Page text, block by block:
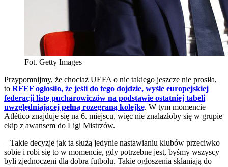
Fot. Getty Images
Przypomnijmy, że chociaż UEFA o nic takiego jeszcze nie prosiła,
to RFEF ogłosiło, że jeśli do tego dojdzie, wyśle europejskiej
federacji listę pucharowiczów na podstawie ostatniej tabeli
uwzględniającej pełną rozegraną kolejkę. W tym momencie
Atlético znajduje się na 6. miejscu, więc nie znalazłoby się w grupie
ekip z awansem do Ligi Mistrzów.
– Takie decyzje jak ta służą jedynie nastawianiu klubów przeciwko
sobie i robi się to w momencie, gdy potrzebne jest, byśmy wszyscy
byli zjednoczeni dla dobra futbolu. Takie ogłoszenia skłaniają do